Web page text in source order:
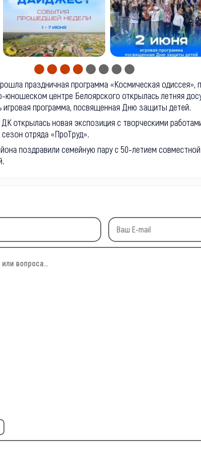
праздничная программа «Космическая
юношеском центре Белоярского открылась летняя
игровая программа, посвященная Дню защиты детей.
открылась новая экспозиция с творческими
отряда «ПроТруд».
поздравили семейную пару с 50-летием